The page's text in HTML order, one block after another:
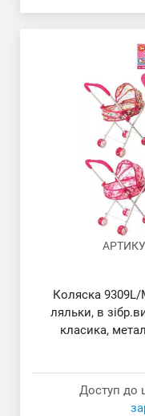
Коляска
ляльки, в
класика,
Доступ до